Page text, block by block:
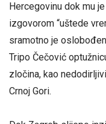
Hercegovinu dok mu
izgovorom “uštede
sramotno je
Tripo Čečović
zločina, kao
Crnoj Gori.